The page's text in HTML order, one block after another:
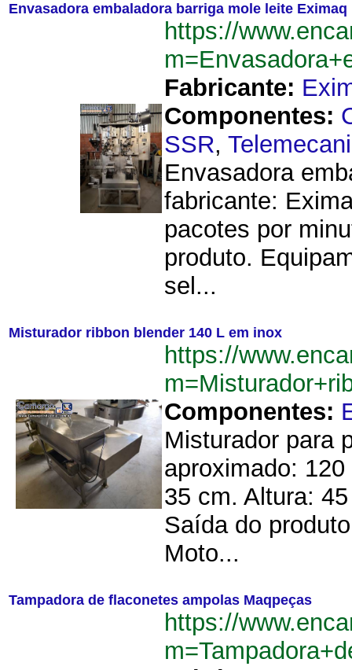
Envasadora embaladora barriga mole leite Eximaq
https://
Fabricante:
Componentes:
SSR,
Envasadora
fabricante:
pacotes por
produto.
sel...
Misturador ribbon blender 140 L em inox
https://
Componentes:
Misturador para
aproximado:
35 cm. Altura:
Saída do
Moto...
Tampadora de flaconetes ampolas Maqpeças
https://